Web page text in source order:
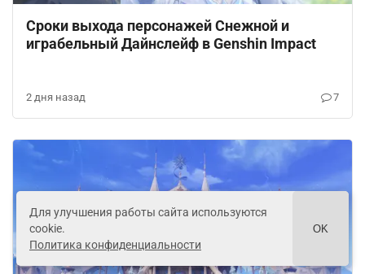
Сроки выхода персонажей Снежной и
играбельный Дайнслейф в Genshin Impact
2 дня назад 7
Для улучшения работы сайта используются
cookie.
Политика конфиденциальности
OK